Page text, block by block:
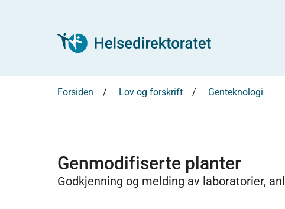
Forsiden Lov og forskrift Genteknologi
Genmodifiserte planter
Godkjenning og melding av laboratorier,